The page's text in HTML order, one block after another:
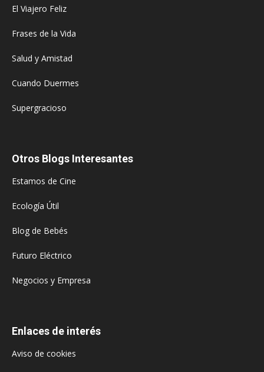
El Viajero Feliz
Frases de la Vida
Salud y Amistad
Cuando Duermes
Supergracioso
Otros Blogs Interesantes
Estamos de Cine
Ecología Útil
Blog de Bebés
Futuro Eléctrico
Negocios y Empresa
Enlaces de interés
Aviso de cookies